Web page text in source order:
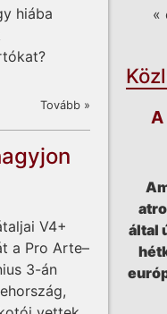
hiába
Tovább »
V4+
a Pro Arte–
3-án
«
A
által